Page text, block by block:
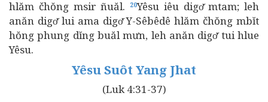
hlăm čhŏng msir ñuăl.
20Yêsu iêu digơ̆ mtam; leh
anăn digơ̆ lui ama digơ̆ Y-Sêbêdê hlăm čhŏng mbĭt
hŏng phung dĭng buăl mưn, leh anăn digơ̆ tui hlue
Yêsu.
Yêsu Suôt Yang Jhat
(Luk 4:31-37)